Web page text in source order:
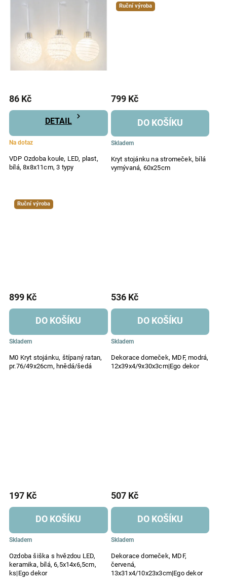
VDP Ozdoba koule, LED, plast,
bílá, 8x8x11cm, 3 typy
Na dotaz
86 Kč
DETAIL
Ruční výroba
Kryt stojánku na stromeček, bílá
vymývaná, 60x25cm
Skladem
799 Kč
DO KOŠÍKU
Ruční výroba
M0 Kryt stojánku, štípaný ratan,
pr.76/49x26cm, hnědá/šedá
Skladem
899 Kč
DO KOŠÍKU
Dekorace domeček, MDF, modrá,
12x39x4/9x30x3cm|Ego dekor
Skladem
536 Kč
DO KOŠÍKU
Ozdoba šiška s hvězdou LED,
keramika, bílá, 6,5x14x6,5cm,
ks|Ego dekor
Skladem
197 Kč
DO KOŠÍKU
Dekorace domeček, MDF,
červená,
13x31x4/10x23x3cm|Ego dekor
Skladem
507 Kč
DO KOŠÍKU